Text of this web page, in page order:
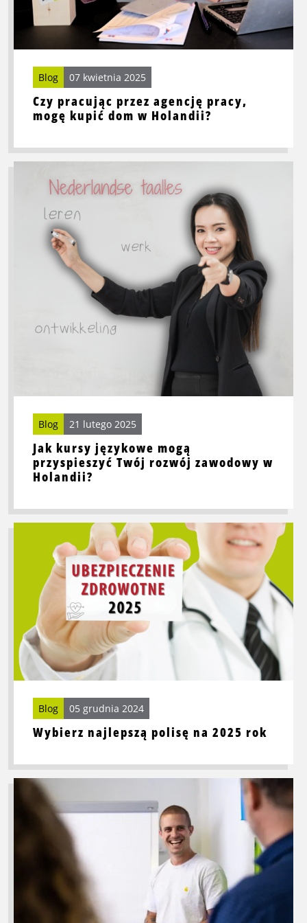
Czy pracując przez agencję pracy,
mogę kupić dom w Holandii?
Blog 07 kwietnia 2025
Holandii?
Jak kursy językowe mogą
przyspieszyć Twój rozwój zawodowy w
Holandii?
Blog 21 lutego 2025
językowe
przyspieszyć
zawodowy
Wybierz najlepszą polisę na 2025 rok
Blog 05 grudnia 2024
Wybierz
najlepszą
polisę
na
2025
rok
Przeczytaj
więcej